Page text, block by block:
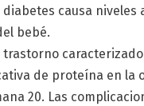
causa niveles
bebé.
trastorno
de proteína en la
20. Las